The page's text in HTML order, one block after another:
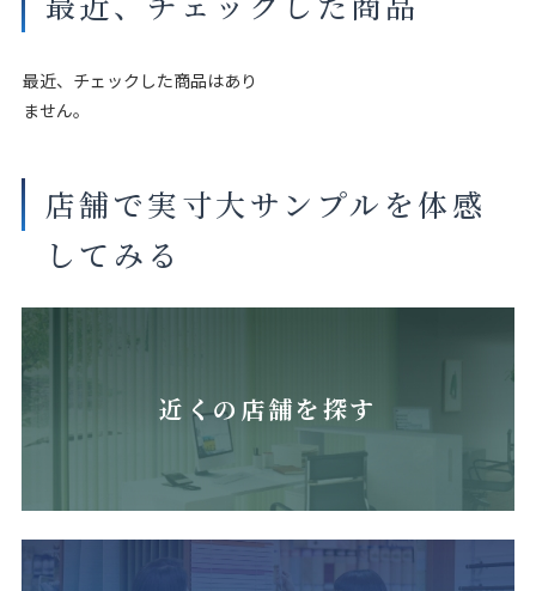
最近、チェックした商品はあり
ません。
店舗で実寸大サンプルを体感
してみる
近くの店舗を探す